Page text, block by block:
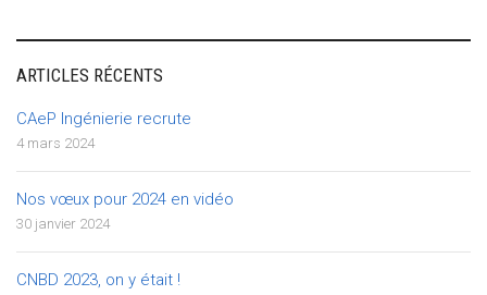
ARTICLES RÉCENTS
CAeP Ingénierie recrute
4 mars 2024
Nos vœux pour 2024 en vidéo
30 janvier 2024
CNBD 2023, on y était !